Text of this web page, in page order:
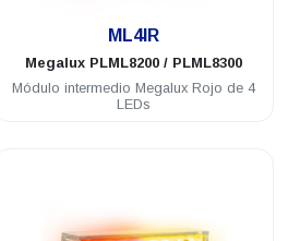
ML4IR
Megalux PLML8200 / PLML8300
Módulo intermedio Megalux Rojo de 4
LEDs